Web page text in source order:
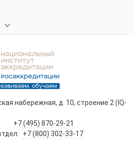
набережная, д. 10, строение 2 (IQ-
+7 (495) 870-29-21
+7 (800) 302-33-17